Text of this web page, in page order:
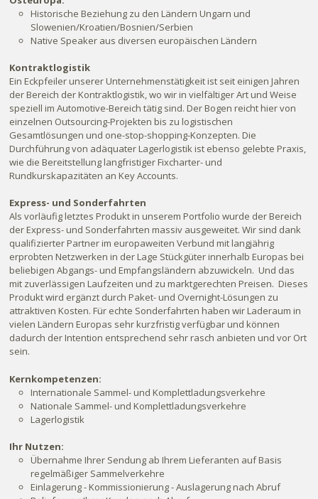
Historische Beziehung zu den Ländern Ungarn und
Slowenien/Kroatien/Bosnien/Serbien
Native Speaker aus diversen europäischen Ländern
Kontraktlogistik
Ein Eckpfeiler unserer Unternehmenstätigkeit ist seit einigen Jahren
der Bereich der Kontraktlogistik, wo wir in vielfältiger Art und Weise
speziell im Automotive-Bereich tätig sind. Der Bogen reicht hier von
einzelnen Outsourcing-Projekten bis zu logistischen
Gesamtlösungen und one-stop-shopping-Konzepten. Die
Durchführung von adäquater Lagerlogistik ist ebenso gelebte Praxis,
wie die Bereitstellung langfristiger Fixcharter- und
Rundkurskapazitäten an Key Accounts.
Express- und Sonderfahrten
Als vorläufig letztes Produkt in unserem Portfolio wurde der Bereich
der Express- und Sonderfahrten massiv ausgeweitet. Wir sind dank
qualifizierter Partner im europaweiten Verbund mit langjährig
erprobten Netzwerken in der Lage Stückgüter innerhalb Europas bei
beliebigen Abgangs- und Empfangsländern abzuwickeln. Und das
mit zuverlässigen Laufzeiten und zu marktgerechten Preisen. Dieses
Produkt wird ergänzt durch Paket- und Overnight-Lösungen zu
attraktiven Kosten. Für echte Sonderfahrten haben wir Laderaum in
vielen Ländern Europas sehr kurzfristig verfügbar und können
dadurch der Intention entsprechend sehr rasch anbieten und vor Ort
sein.
Kernkompetenzen:
Internationale Sammel- und Komplettladungsverkehre
Nationale Sammel- und Komplettladungsverkehre
Lagerlogistik
Ihr Nutzen:
Übernahme Ihrer Sendung ab Ihrem Lieferanten auf Basis
regelmäßiger Sammelverkehre
Einlagerung - Kommissionierung - Auslagerung nach Abruf